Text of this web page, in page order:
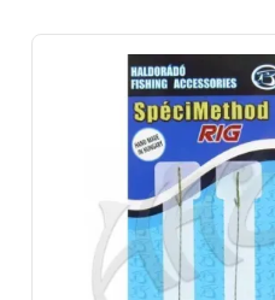
horgászbolt kínálatát, hogy
megtaláljatok a felületén.
feeder horgászat
személyéhez erősen köthető.
évszakhoz, időhöz illő
horgászok is képesek halat fogni.
horgászfelszerelést állítunk
ajánlunk hozzá Haldorádó